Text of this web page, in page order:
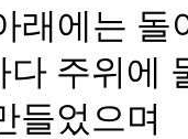
래에는 돌
주위에
들었으며